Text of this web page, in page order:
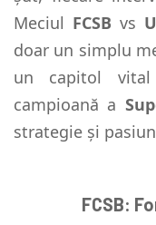
Meciul FCSB vs
doar un simplu
un capitol
campioană a
strategie și
FCSB: